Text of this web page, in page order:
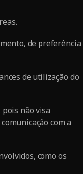
de preferência
de utilização do
pois não visa
com a
como os